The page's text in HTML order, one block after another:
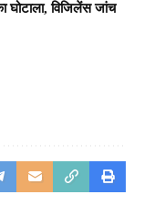
घोटाला, विजिलेंस जांच